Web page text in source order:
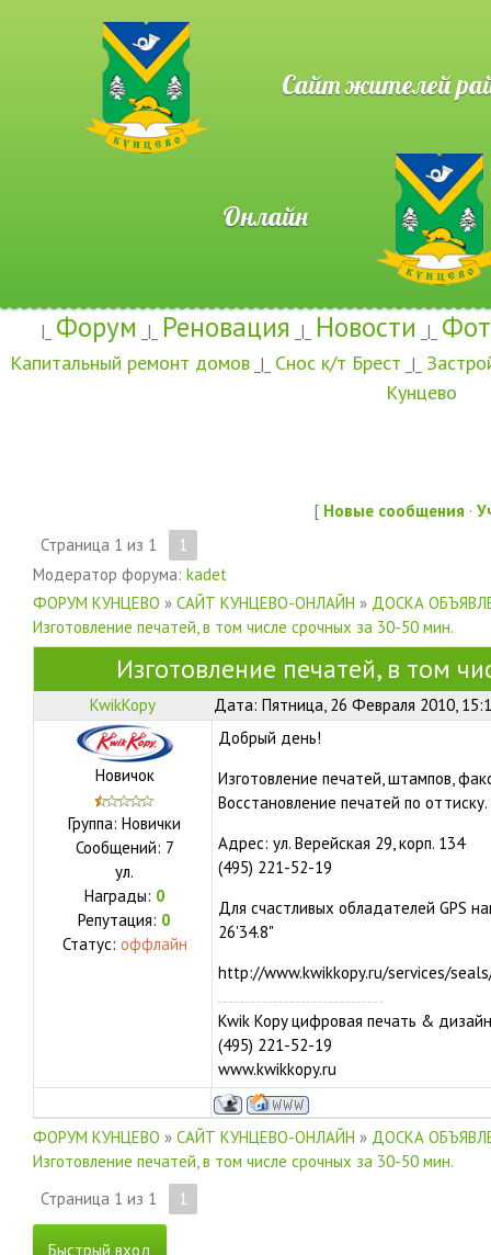
Сайт жителей
Онлайн
|_ Форум _|_ Реновация _|_ Новости _|_
Капитальный ремонт домов _|_ Снос к/т Брест _|_
Кунцево
[ Новые сообщения ·
Страница 1 из 1
1
Модератор форума: kadet
ФОРУМ КУНЦЕВО » САЙТ КУНЦЕВО-ОНЛАЙН » ДОСКА
Изготовление печатей, в том числе срочных за 30-50 мин.
Изготовление печатей, в том
KwikKopy Дата: Пятница, 26 Февраля 2010,
Новичок
Группа: Новички
Сообщений: 7
ул.
Награды: 0
Репутация: 0
Статус: оффлайн
Добрый день!
Изготовление печатей, штампов,
Восстановление печатей по оттиску.
Адрес: ул. Верейская 29, корп. 134
(495) 221-52-19
Для счастливых обладателей GPS
26'34.8"
http://www.kwikkopy.ru/services/
Kwik Kopy цифровая печать & дизайн
(495) 221-52-19
www.kwikkopy.ru
ФОРУМ КУНЦЕВО » САЙТ КУНЦЕВО-ОНЛАЙН » ДОСКА
Изготовление печатей, в том числе срочных за 30-50 мин.
Страница 1 из 1 1